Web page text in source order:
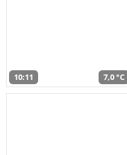
10:11 7,0 °C